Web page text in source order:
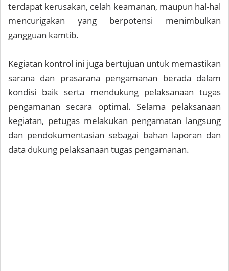
terdapat kerusakan, celah keamanan, maupun hal-hal
mencurigakan yang berpotensi menimbulkan
gangguan kamtib.
Kegiatan kontrol ini juga bertujuan untuk memastikan
sarana dan prasarana pengamanan berada dalam
kondisi baik serta mendukung pelaksanaan tugas
pengamanan secara optimal. Selama pelaksanaan
kegiatan, petugas melakukan pengamatan langsung
dan pendokumentasian sebagai bahan laporan dan
data dukung pelaksanaan tugas pengamanan.